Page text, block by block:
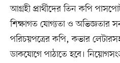
আগ্রহী প্রার্থীদের তিন কপি
শিক্ষাগত যোগ্যতা ও অভিজ্ঞতার
পরিচয়পত্রের কপি, কভার লেটারসহ
ডাকযোগে পাঠাতে হবে।